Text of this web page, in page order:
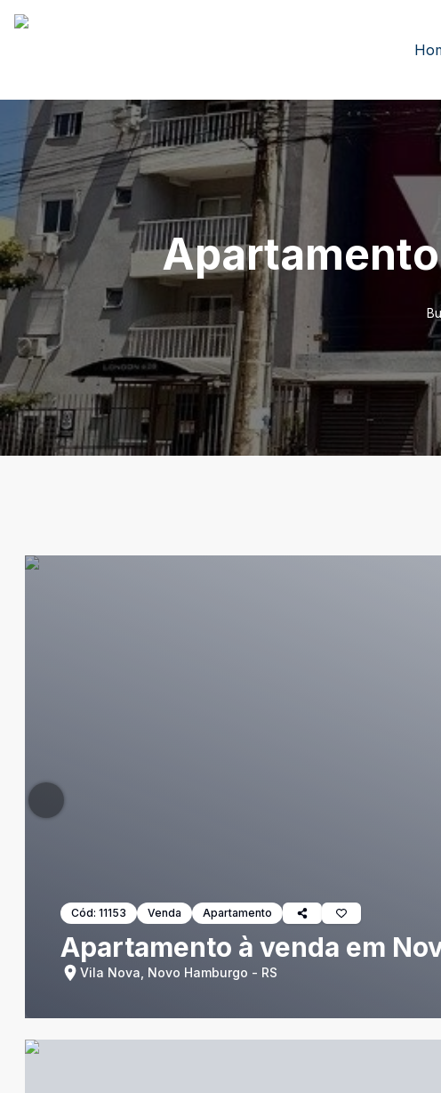
Cód: 11153 Venda Apartamento
Apartamento à venda em
Vila Nova, Novo Hamburgo - RS